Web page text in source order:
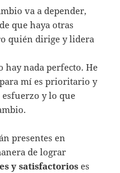
va a depender,
que haya otras
quién dirige y lidera
hay nada perfecto. He
mí es prioritario y
y lo que
presentes en
de lograr
y satisfactorioses